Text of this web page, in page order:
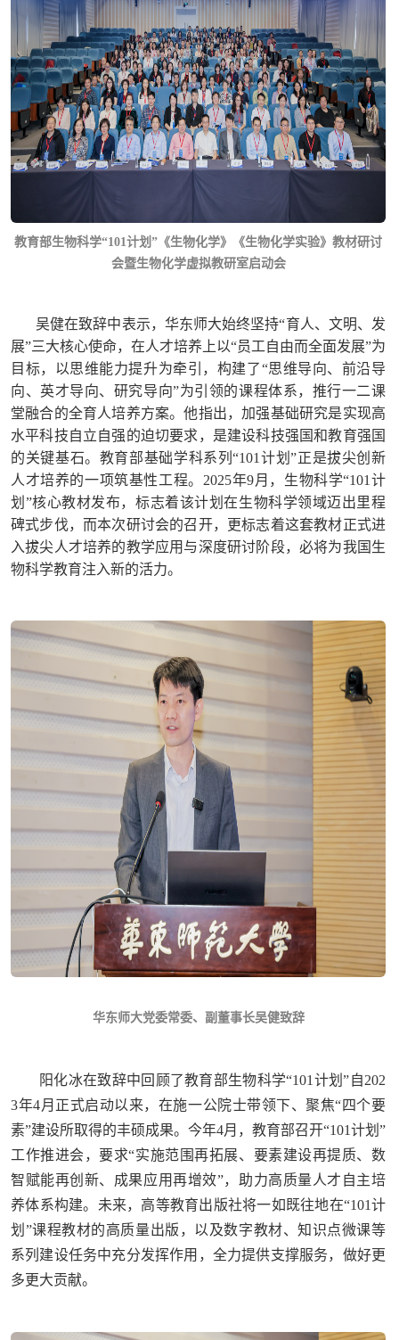
教育部生物科学“101计划”《生物化学》《生物化学实验》教材研讨
会暨生物化学虚拟教研室启动会
吴健在致辞中表示，华东师大始终坚持“育人、文明、发
展”三大核心使命，在人才培养上以“员工自由而全面发展”为
目标，以思维能力提升为牵引，构建了“思维导向、前沿导
向、英才导向、研究导向”为引领的课程体系，推行一二课
堂融合的全育人培养方案。他指出，加强基础研究是实现高
水平科技自立自强的迫切要求，是建设科技强国和教育强国
的关键基石。教育部基础学科系列“101计划”正是拔尖创新
人才培养的一项筑基性工程。2025年9月，生物科学“101计
划”核心教材发布，标志着该计划在生物科学领域迈出里程
碑式步伐，而本次研讨会的召开，更标志着这套教材正式进
入拔尖人才培养的教学应用与深度研讨阶段，必将为我国生
物科学教育注入新的活力。
华东师大党委常委、副董事长吴健致辞
阳化冰在致辞中回顾了教育部生物科学“101计划”自202
3年4月正式启动以来，在施一公院士带领下、聚焦“四个要
素”建设所取得的丰硕成果。今年4月，教育部召开“101计划”
工作推进会，要求“实施范围再拓展、要素建设再提质、数
智赋能再创新、成果应用再增效”，助力高质量人才自主培
养体系构建。未来，高等教育出版社将一如既往地在“101计
划”课程教材的高质量出版，以及数字教材、知识点微课等
系列建设任务中充分发挥作用，全力提供支撑服务，做好更
多更大贡献。